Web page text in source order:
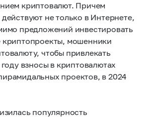
криптовалют. Причем
не только в Интернете,
предложений инвестировать
криптопроекты, мошенники
чтобы привлекать
взносы в криптовалютах
проектов, в 2024
популярность